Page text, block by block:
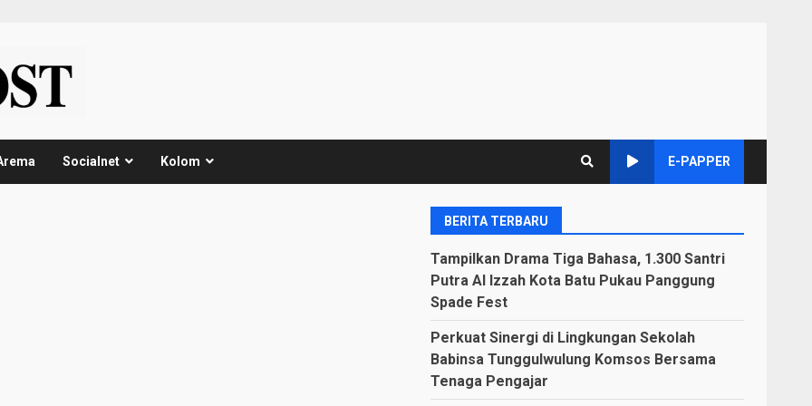
Socialnet Kolom E-PAPPER
BERITA TERBARU
Tampilkan Drama Tiga Bahasa, 1.300 Santri
Putra Al Izzah Kota Batu Pukau Panggung
Spade Fest
Perkuat Sinergi di Lingkungan Sekolah
Babinsa Tunggulwulung Komsos Bersama
Tenaga Pengajar